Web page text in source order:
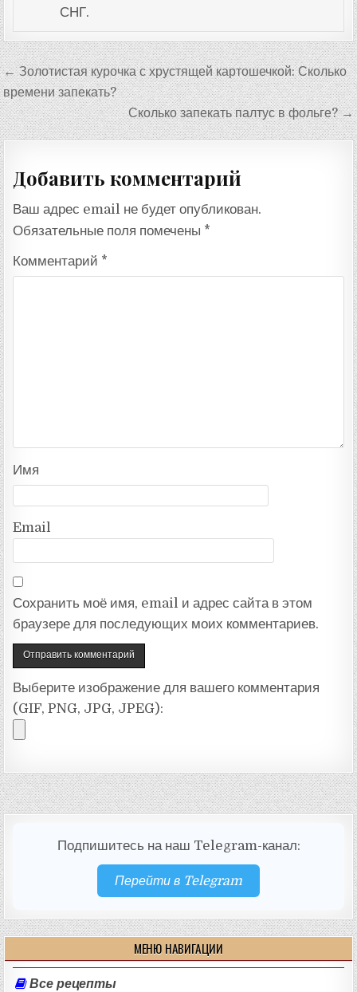
СНГ.
Навигация
по
записям
← Золотистая курочка с хрустящей картошечкой: Сколько
времени запекать?
Сколько запекать палтус в фольге? →
Добавить комментарий
Ваш адрес email не будет опубликован.
Обязательные поля помечены *
Комментарий *
Имя
Email
Сохранить моё имя, email и адрес сайта в этом
браузере для последующих моих комментариев.
Выберите изображение для вашего комментария
(GIF, PNG, JPG, JPEG):
Подпишитесь на наш Telegram-канал:
Перейти в Telegram
МЕНЮ НАВИГАЦИИ
Все рецепты